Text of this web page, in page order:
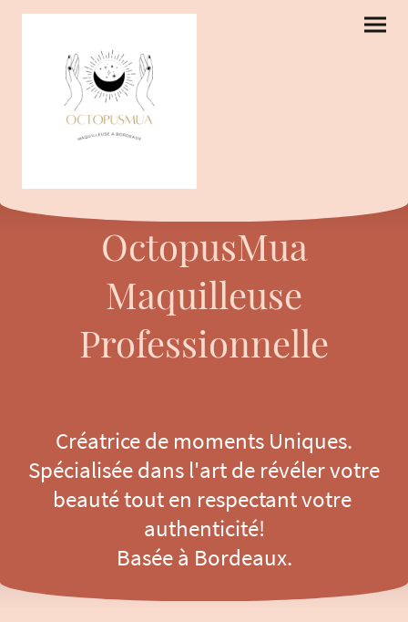
OctopusMua
Maquilleuse
Professionnelle
Créatrice de moments Uniques.
Spécialisée dans l'art de révéler votre
beauté tout en respectant votre
authenticité!
Basée à Bordeaux.